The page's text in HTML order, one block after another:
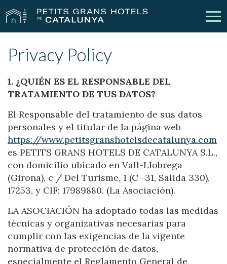
Our Hotels
Weddings Meetings
Gift Voucher Discover Catalonia
Contact My reservation
vpn_key Sign in person Sign up
Location/hotel name
Privacy Policy
1. ¿QUIÉN ES EL RESPONSABLE DEL
TRATAMIENTO DE TUS DATOS?
El Responsable del tratamiento de sus datos
personales y el titular de la página web
https://www.petitsgranshotelsdecatalunya.com
es PETITS GRANS HOTELS DE CATALUNYA S.L.,
con domicilio ubicado en Vall-Llobrega
(Girona), c / Del Turisme, 1 (C -31, Salida 330),
17253, y CIF: 17989880. (La Asociación).
LA ASOCIACIÓN ha adoptado todas las medidas
técnicas y organizativas necesarias para
cumplir con las exigencias de la vigente
normativa de protección de datos,
especialmente el Reglamento General de